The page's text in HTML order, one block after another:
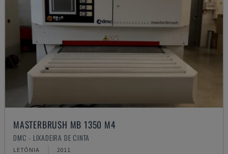
MASTERBRUSH MB 1350 M4
DMC - LIXADEIRA DE CINTA
LETÓNIA 2011